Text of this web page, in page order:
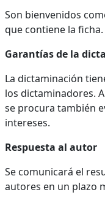
Son bienvenidos
que contiene la ficha.
Garantías de la
La dictaminación
los dictaminadores.
se procura también
intereses.
Respuesta al autor
Se comunicará el
autores en un plazo